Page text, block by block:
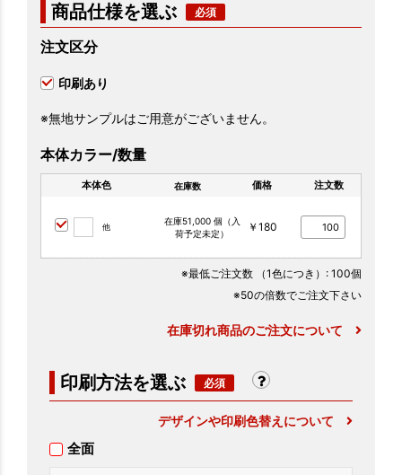
商品仕様を選ぶ
注文区分
印刷あり
※無地サンプルはご用意がございません。
本体カラー/数量
本体色 在庫数 価格 注文数
他
在庫51,000 個（入
荷予定未定）
￥180
※最低ご注文数 （1色につき） : 100個
※50の倍数でご注文下さい
在庫切れ商品のご注文について
印刷方法を選ぶ
デザインや印刷色替えについて
全面